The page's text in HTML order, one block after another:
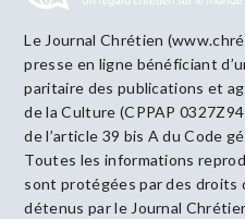
Le Journal Chrétien
presse en ligne bénéficiant
paritaire des publications et
de la Culture (CPPAP
de l’article 39 bis A du Code
Toutes les informations
sont protégées par des
détenus par le Journal